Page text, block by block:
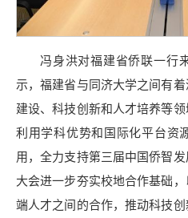
冯身洪对福建省侨联一行
示，福建省与同济大学之间有
建设、科技创新和人才培养等
利用学科优势和国际化平台资
用，全力支持第三届中国侨智
大会进一步夯实校地合作基础
端人才之间的合作，推动科技